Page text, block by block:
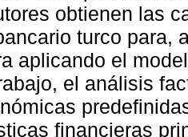
obtienen las
turco para,
aplicando el
el análisis
financieras